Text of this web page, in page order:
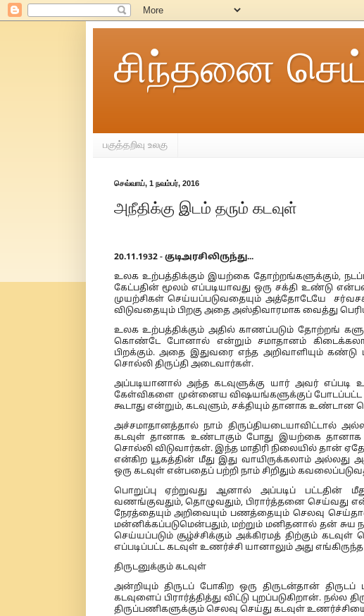
சிந்தனை
பகுத்தறிவு உலகு
செவ்வாய், 1 நவம்பர், 2016
அநீதிக்கு இடம் தரும் கடவுள்
20.11.1932 - குடிஅரசிலிருந்து...
உலக உற்பத்திக்கும் இயற்கை தோற்றங்களுக்கும்,
கேட்பதின் மூலம் எப்படியாவது ஒரு சக்தி உண்டு
முயற்சிகள் செய்யப்படுவதையும் அத்தோடேயே
விடுவதையும் பிறகு அதை அஸ்திவாரமாக வைத்து
உலக உற்பத்திக்கும் அதில் காணப்படும் தோற்றங்
கொண்டே போனால் என்றும் சமாதானம்
பிறக்கும். அதை இதுவரை எந்த அறிவாளியும்
சொல்லி திருப்தி அடைவார்கள்.
அப்படியானால் அந்த கடவுளுக்கு யார் அவர்
கேள்விகளை முன்னைய விஷயங்களுக்குப்
கூடாது என்றும், கடவுளும், சக்தியும் தானாக
அச்சமாதானத்தால் நாம் திருப்தியடையாவிட்டால்
கடவுள் தானாக உண்டாகும் போது இயற்கை
சொல்லி விடுவார்கள். இந்த மாதிரி நிலையில் தான்
என்கிற யூகத்தின் மீது இது வாயிருக்கலாம் அல்லது
ஒரு கடவுள் என்பதைப் பற்றி நாம் சிறிதும்
பொறுப்பு ஏற்றுவது ஆனால் அப்படிப் பட்டதின்
வணங்குவதும், தொழுவதும், பிரார்த்தனை செய்வது
நேரத்தையும் அறிவையும் பணத்தையும் செலவு
மன்னிக்கப்படுமென்பதும், மற்றும் மனிதனால் தன் சுய
செய்யப்படும் சூழ்ச்சிக்கும் அக்கிரமத் திற்கும்
எப்படிப்பட்ட கடவுள் உணர்ச்சி யானாலும் அது
திருடனுக்கும் கடவுள்
அன்றியும் திருடப் போகிற ஒரு திருடன்தான்
கடவுளைப் பிரார்த்தித்து விட்டு புறப்படுகிறான். நல்ல
திருப்பணிகளுக்கும் செலவு செய்து கடவுள்